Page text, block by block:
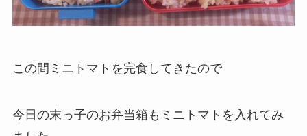
この間 ミニトマト を完食してきたので
今日の末っ子のお弁当箱も ミニトマト を入れてみ